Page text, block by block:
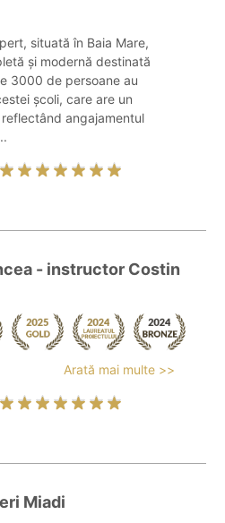
situată în Baia Mare,
și modernă destinată
3000 de persoane au
școli, care are un
angajamentul
- instructor Costin
Arată mai multe >>
Miadi